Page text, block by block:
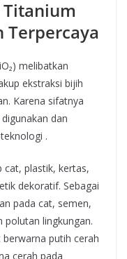
Terpercaya
melibatkan
ekstraksi bijih
Karena sifatnya
dan
.
cat, plastik, kertas,
dekoratif. Sebagai
pada cat, semen,
polutan lingkungan.
berwarna putih cerah
cerah pada